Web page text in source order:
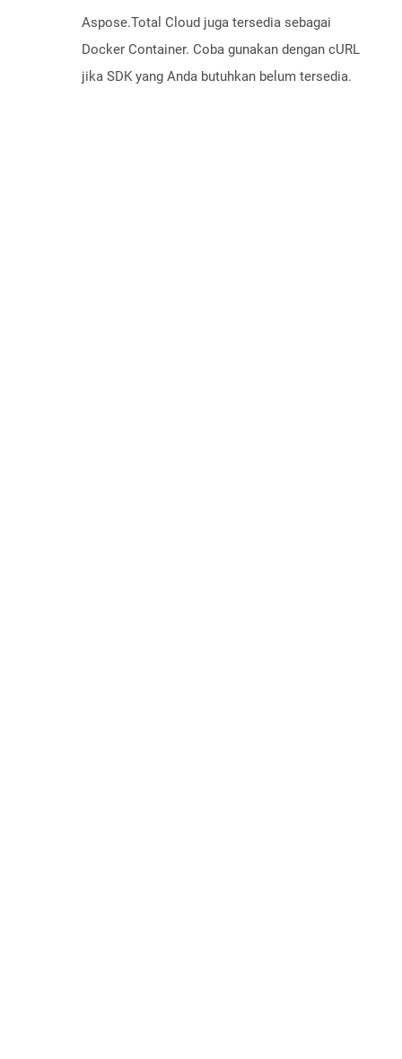
Aspose.Total Cloud juga tersedia sebagai
Docker Container. Coba gunakan dengan cURL
jika SDK yang Anda butuhkan belum tersedia.